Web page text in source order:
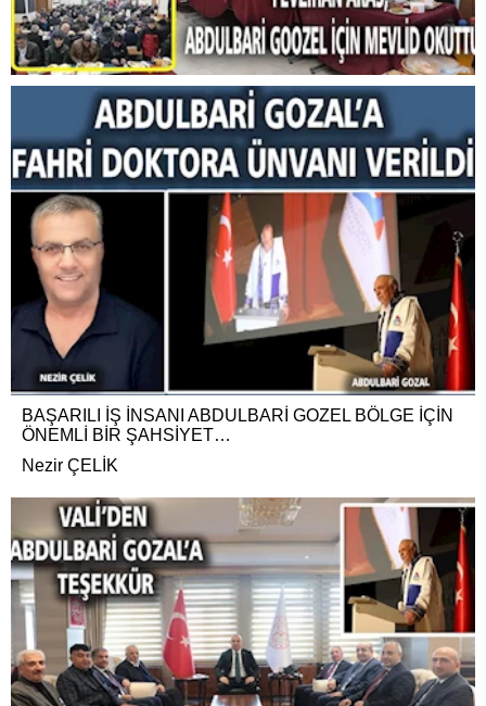
BAŞARILI İŞ İNSANI ABDULBARİ GOZEL BÖLGE İÇİN
ÖNEMLİ BİR ŞAHSİYET…
Nezir ÇELİK